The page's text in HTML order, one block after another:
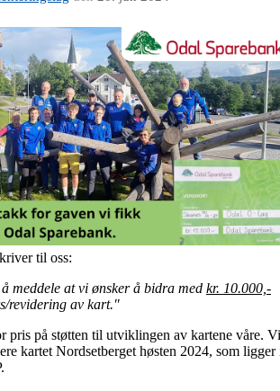
til oss:
meddele at vi ønsker å bidra med kr. 10.000,-
revidering av kart."
pris på støtten til utviklingen av kartene våre. Vi
kartet Nordsetberget høsten 2024, som ligger